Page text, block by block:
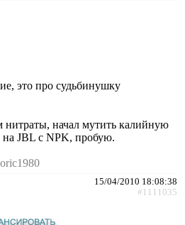
это про судьбинушку
нитраты, начал мутить калийную
на JBL с NPK, пробую.
15/04/2010 18:08:38
#1111035